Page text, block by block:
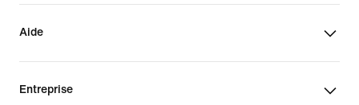
Aide
Entreprise